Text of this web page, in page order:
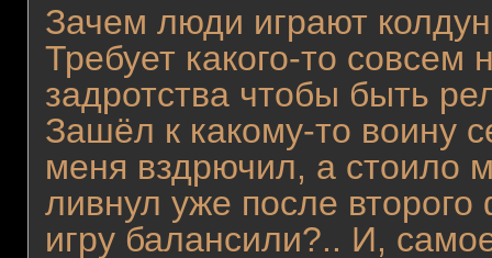
Зачем люди играют
Требует какого-то совсем
задротства чтобы быть
Зашёл к какому-то воину
меня вздрючил, а стоило
ливнул уже после
игру балансили?.. И,